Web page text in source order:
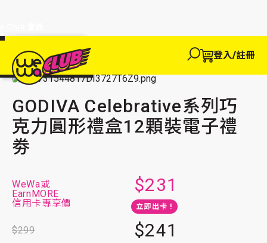
單95折!
輸入優惠
即
達95折!
登入/註冊
We買 We玩 We賺
探索
WeWa
卡
主頁 We 買 餐飲美饌
GODIVA Celebrative系列巧克力圓形禮盒12顆裝電子禮劵
GODIVA Celebrative系列巧
克力圓形禮盒12顆裝電子禮
劵
WeWa或
EarnMORE
信用卡專享價
$231
立即出卡 !
$299 $241